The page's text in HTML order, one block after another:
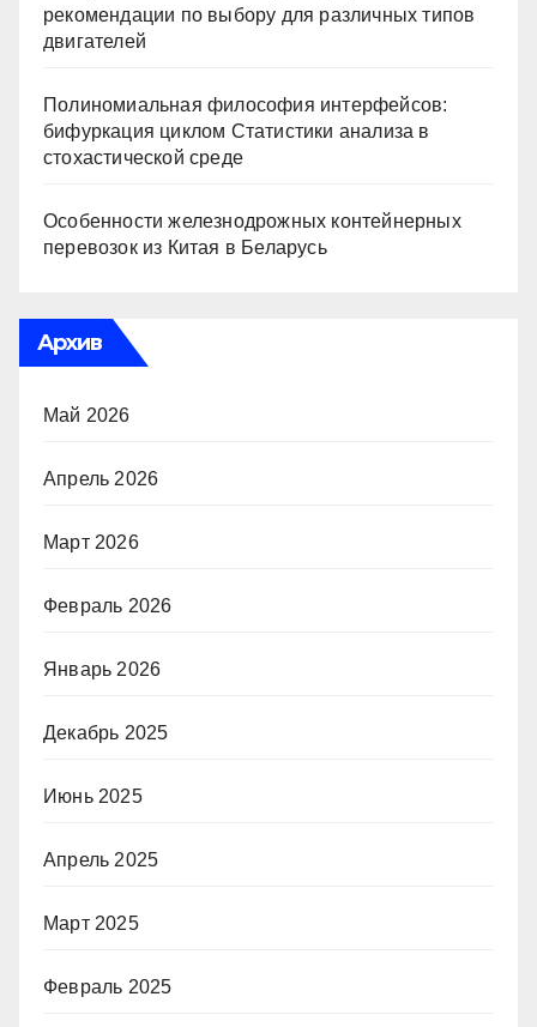
рекомендации по выбору для различных типов
двигателей
Полиномиальная философия интерфейсов:
бифуркация циклом Статистики анализа в
стохастической среде
Особенности железнодрожных контейнерных
перевозок из Китая в Беларусь
Архив
Май 2026
Апрель 2026
Март 2026
Февраль 2026
Январь 2026
Декабрь 2025
Июнь 2025
Апрель 2025
Март 2025
Февраль 2025